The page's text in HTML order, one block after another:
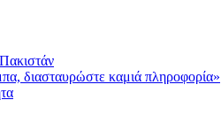
διασταυρώστε καμιά πληροφορία»